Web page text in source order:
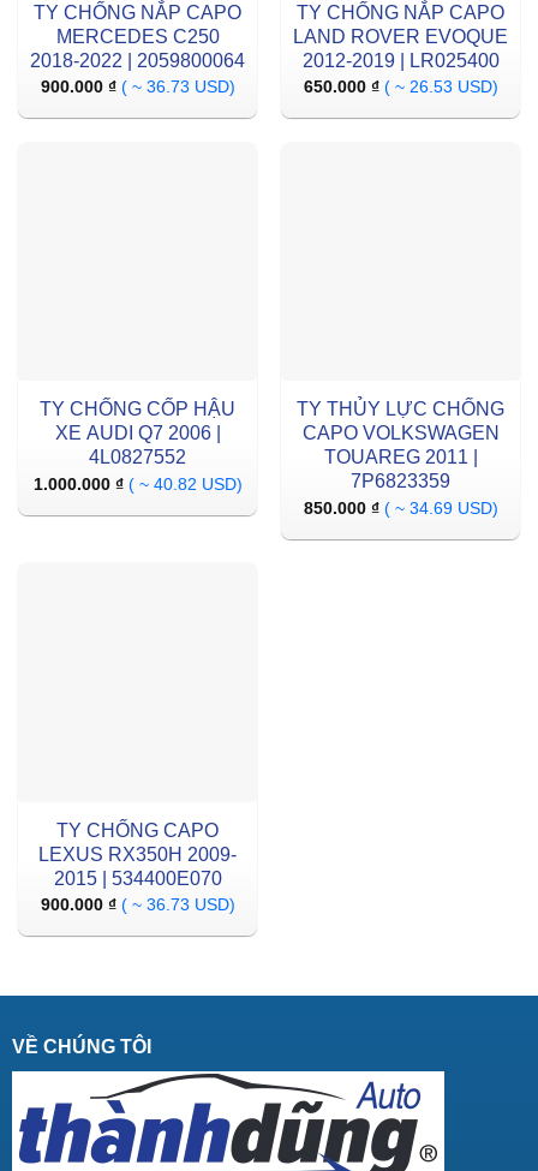
TY CHỐNG NẮP CAPO
MERCEDES C250
2018-2022 | 2059800064
900.000 ₫ ( ~ 36.73 USD)
TY CHỐNG NẮP CAPO
LAND ROVER EVOQUE
2012-2019 | LR025400
650.000 ₫ ( ~ 26.53 USD)
TY CHỐNG CỐP HẬU
XE AUDI Q7 2006 |
4L0827552
1.000.000 ₫ ( ~ 40.82 USD)
TY THỦY LỰC CHỐNG
CAPO VOLKSWAGEN
TOUAREG 2011 |
7P6823359
850.000 ₫ ( ~ 34.69 USD)
TY CHỐNG CAPO
LEXUS RX350H 2009-
2015 | 534400E070
900.000 ₫ ( ~ 36.73 USD)
VỀ CHÚNG TÔI